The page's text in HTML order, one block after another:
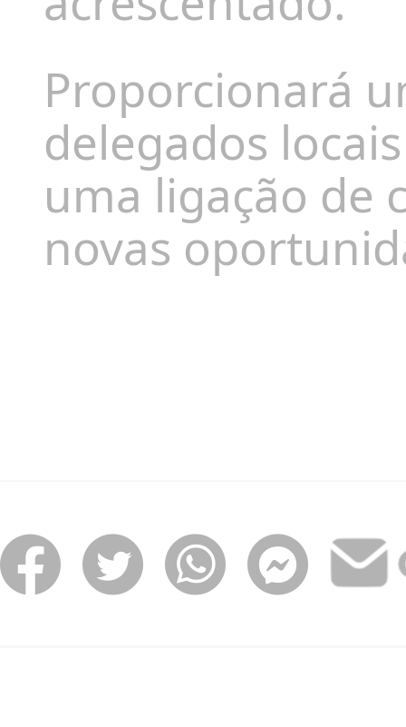
Proporcionará
delegados
uma ligação de
novas